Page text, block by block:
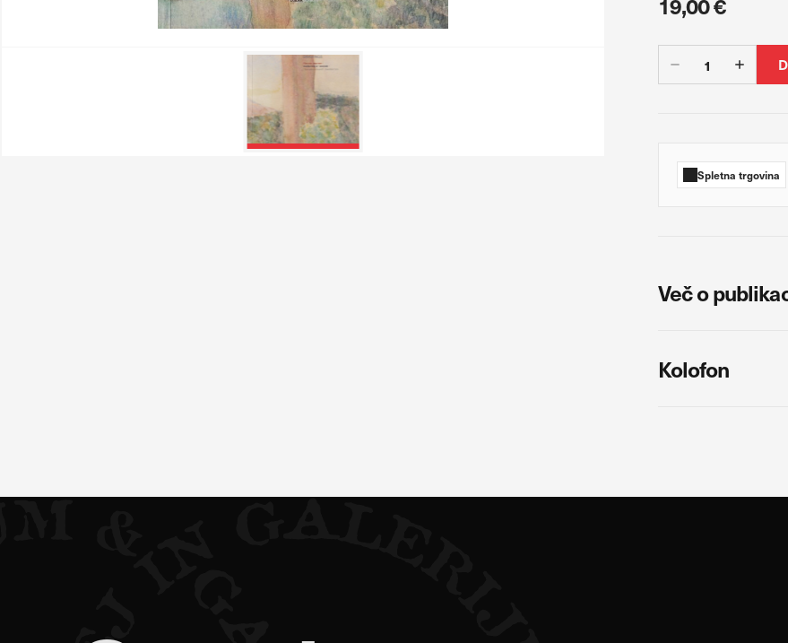
Spletna trgovina
Več o
Kolofon
bodo delovali.
Piškotki za učinkovitost delovanja
S temi piškotki štejemo obiske in izvor prometa, da lahko merimo in izboljšamo učinkovitost
mesta. Z njimi prepoznamo, katera mesta so najbolj in najmanj priljubljena, in opazujemo, kako se
spletnem mestu. Podatki, ki jih piškotki zbirajo, so združeni in anonimni. Če uporabo teh
kdaj ste obiskali naše spletno mesto.